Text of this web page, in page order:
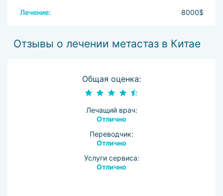
Лечение: 8000$
Отзывы о лечении метастаз в Китае
Общая оценка:
Лечащий врач:
Отлично
Переводчик:
Отлично
Услуги сервиса:
Отлично